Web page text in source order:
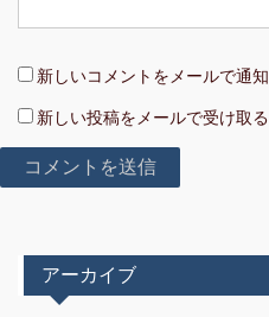
新しいコメントをメールで通知
新しい投稿をメールで受け取る
アーカイブ